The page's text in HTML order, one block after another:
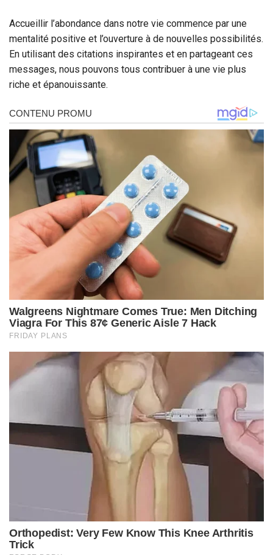
Accueillir l’abondance dans notre vie commence par une
mentalité positive et l’ouverture à de nouvelles possibilités.
En utilisant des citations inspirantes et en partageant ces
messages, nous pouvons tous contribuer à une vie plus
riche et épanouissante.